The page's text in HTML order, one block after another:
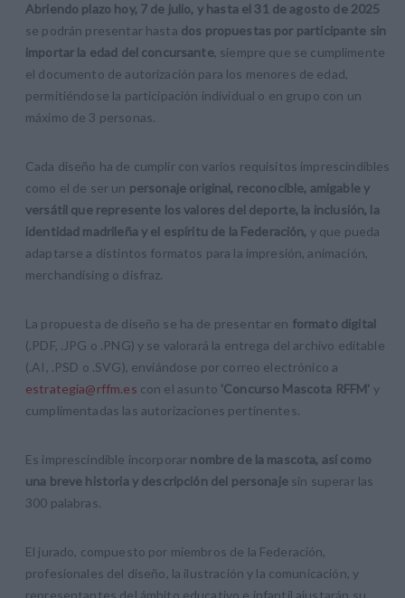
Abriendo plazo hoy, 7 de julio, y hasta el 31 de agosto de 2025
se podrán presentar hasta dos propuestas por participante sin
importar la edad del concursante, siempre que se cumplimente
el documento de autorización para los menores de edad,
permitiéndose la participación individual o en grupo con un
máximo de 3 personas.
Cada diseño ha de cumplir con varios requisitos imprescindibles
como el de ser un personaje original, reconocible, amigable y
versátil que represente los valores del deporte, la inclusión, la
identidad madrileña y el espíritu de la Federación, y que pueda
adaptarse a distintos formatos para la impresión, animación,
merchandising o disfraz.
La propuesta de diseño se ha de presentar en formato digital
(.PDF, .JPG o .PNG) y se valorará la entrega del archivo editable
(.AI, .PSD o .SVG), enviándose por correo electrónico a
estrategia@rffm.es con el asunto 'Concurso Mascota RFFM' y
cumplimentadas las autorizaciones pertinentes.
Es imprescindible incorporar nombre de la mascota, así como
una breve historia y descripción del personajesin superar las
300 palabras.
El jurado, compuesto por miembros de la Federación,
profesionales del diseño, la ilustración y la comunicación, y